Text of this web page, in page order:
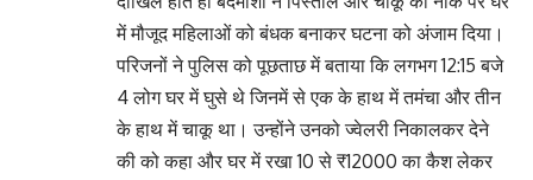
में मौजूद महिलाओं को बंधक बनाकर घटना को अंजाम दिया।
परिजनों ने पुलिस को पूछताछ में बताया कि लगभग 12:15 बजे
4 लोग घर में घुसे थे जिनमें से एक के हाथ में तमंचा और तीन
के हाथ में चाकू था। उन्होंने उनको ज्वेलरी निकालकर देने
की को कहा और घर में रखा 10 से ₹12000 का कैश लेकर